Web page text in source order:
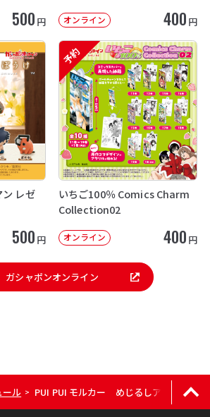
500 円 オンライン 400 円
ン レゼ
500 円
予約
いちご100％ Comics Charm
Collection02
オンライン 400 円
ガシャポンオンライン
ール > PUI PUI モルカー めじるしアクセサリー